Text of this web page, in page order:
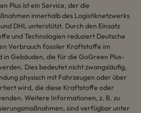
Plus ist ein Service, der die
innerhalb des Logistiknetzwerks
DHL unterstützt. Durch den Einsatz
und Technologien reduziert Deutsche
Verbrauch fossiler Kraftstoffe im
in Gebäuden, die für die GoGreen Plus-
Dies bedeutet nicht zwangsläufig,
physisch mit Fahrzeugen oder über
wird, die diese Kraftstoffe oder
Weitere Informationen, z. B. zu
sind verfügbar unter